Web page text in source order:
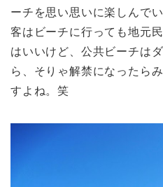
ーチを思い思いに楽しんで
客はビーチに行っても地元
はいいけど、公共ビーチは
ら、そりゃ解禁になったら
すよね。笑